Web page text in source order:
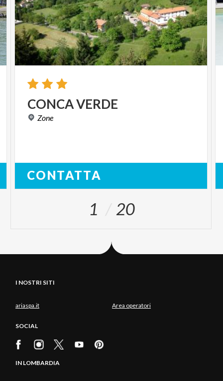
CONCAVERDE
Zone
CONTATTA
1 20
I NOSTRI SITI
ariaspa.it Area operatori
SOCIAL
IN LOMBARDIA